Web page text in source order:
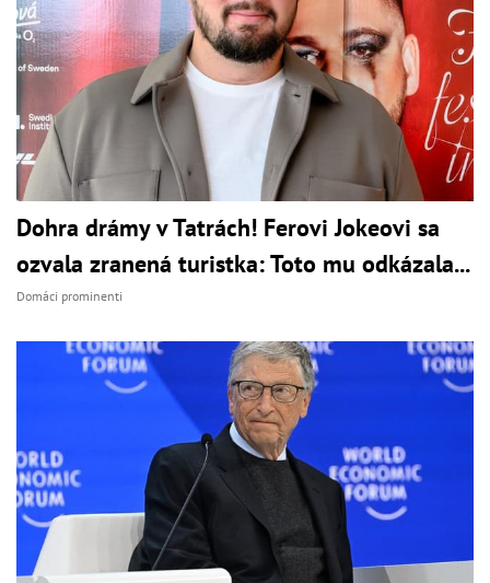
Dohra drámy v Tatrách! Ferovi Jokeovi sa
ozvala zranená turistka: Toto mu odkázala...
Domáci prominenti